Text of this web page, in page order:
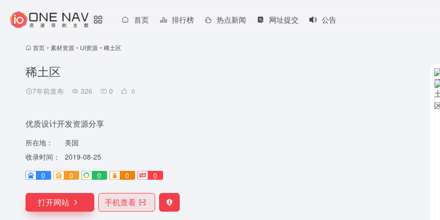
首页 排行榜 热点新闻 网址提交 公告
首页 • 素材资源 • UI资源 • 稀土区
稀土区
7年前发布 326 0 0
优质设计开发资源分享
所在地：
美国
收录时间：
2019-08-25
0
0 0 0 0
打开网站 手机查看